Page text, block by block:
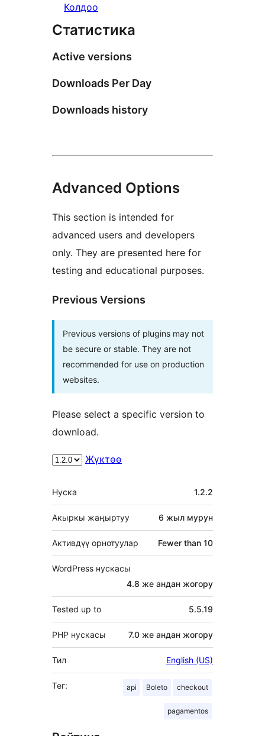
Колдоо
Статистика
Active versions
Downloads Per Day
Downloads history
Advanced Options
This section is intended for
advanced users and developers
only. They are presented here for
testing and educational purposes.
Previous Versions
Previous versions of plugins may not
be secure or stable. They are not
recommended for use on production
websites.
Please select a specific version to
download.
Жүктөө
Мета
Нуска 1.2.2
Акыркы жаңыртуу 6 жыл мурун
Активдүү орнотуулар Fewer than 10
WordPress нускасы
4.8 же андан жогору
Tested up to 5.5.19
PHP нускасы 7.0 же андан жогору
Тил English (US)
Тег: api Boleto checkout
pagamentos